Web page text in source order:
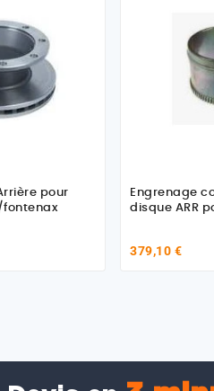
pour
fontenax
Engrenage
disque ARR
379,10 €